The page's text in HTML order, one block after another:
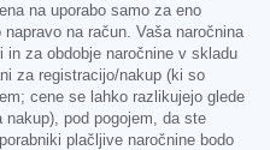
na uporabo samo za eno
na račun. Vaša naročnina
in za obdobje naročnine v skladu
za registracijo/nakup (ki so
cene se lahko razlikujejo glede
pod pogojem, da ste
plačljive naročnine bodo